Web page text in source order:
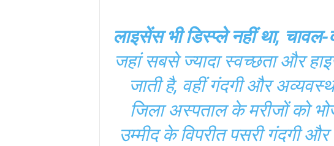
लाइसेंस भी डिस्प्ले नहीं था,
जहां सबसे ज्यादा स्वच्छता और
जाती है, वहीं गंदगी और
जिला अस्पताल के मरीजों को
उम्मीद के विपरीत पसरी गंदगी